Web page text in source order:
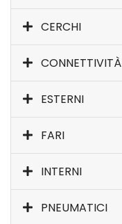
CERCHI
CONNETTIVITÀ
ESTERNI
FARI
INTERNI
PNEUMATICI